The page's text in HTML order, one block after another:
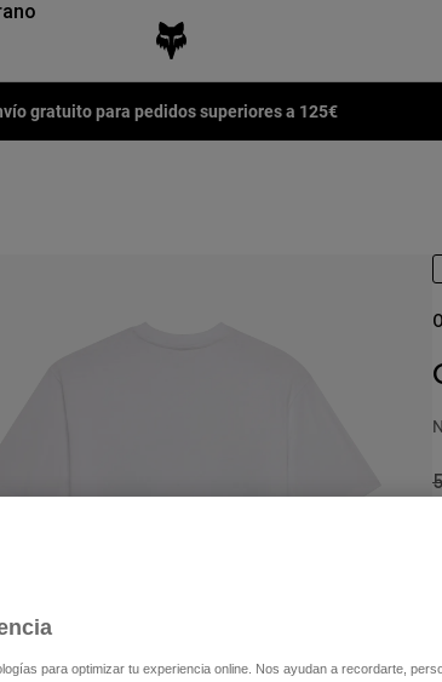
gratuito para pedidos superiores a 125€
para optimizar tu experiencia online. Nos ayudan a recordarte,